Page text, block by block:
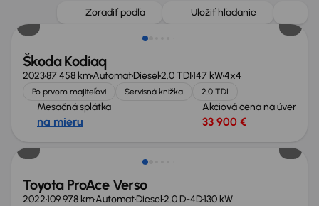
Zoradiť podľa Uložiť hľadanie
Možnosť odpočtu DPH
Škoda Kodiaq
202387 458 kmAutomatDiesel2.0 TDI147 kW4x4
Po prvom majiteľovi Servisná knižka 2.0 TDI
Mesačná splátka
na mieru
Akciová cena na úver
33 900 €
Zlacnené o 2 800 €
Toyota ProAce Verso
2022109 978 kmAutomatDiesel2.0 D-4D130 kW